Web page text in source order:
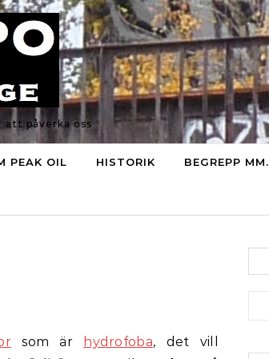
att påverka oss
PEAK OIL HISTORIK BEGREPP MM.
som är hydrofoba, det vill